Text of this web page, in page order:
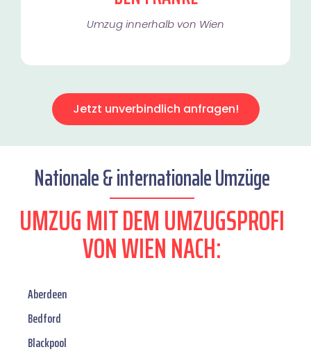
Umzug innerhalb von Wien​
Jetzt unverbindlich anfragen!
Nationale & internationale Umzüge
UMZUG MIT DEM UMZUGSPROFI
VON WIEN NACH:
Aberdeen
Bedford
Blackpool